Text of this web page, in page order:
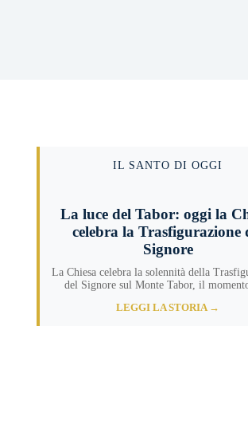
IL SANTO DI OGGI
La luce del Tabor: oggi la
celebra la Trasfigurazione
Signore
La Chiesa celebra la solennità della
del Signore sul Monte Tabor, il
LEGGI LA STORIA →